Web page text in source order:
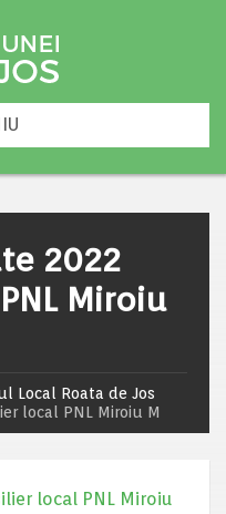
2022
Miroiu
Local Roata de Jos
local PNL Miroiu M
local PNL Miroiu